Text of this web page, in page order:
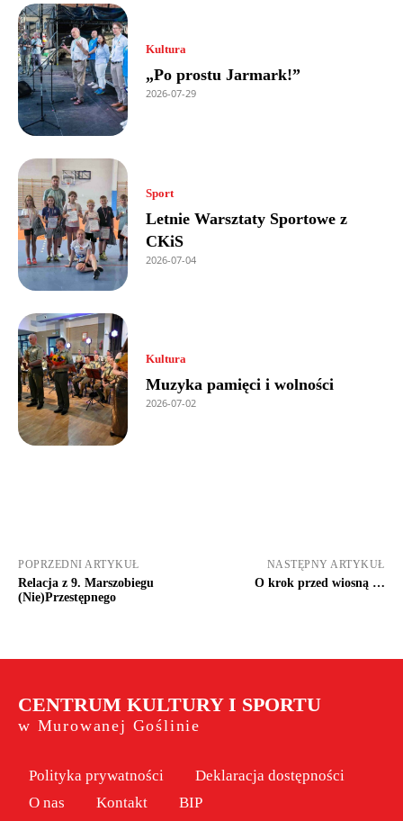
Kultura
„Po prostu Jarmark!”
2026-07-29
Sport
Letnie Warsztaty Sportowe z
CKiS
2026-07-04
Kultura
Muzyka pamięci i wolności
2026-07-02
POPRZEDNI ARTYKUŁ
Relacja z 9. Marszobiegu
(Nie)Przestępnego
NASTĘPNY ARTYKUŁ
O krok przed wiosną …
CENTRUM KULTURY I SPORTU
w Murowanej Goślinie
Polityka prywatności
Deklaracja dostępności
O nas
Kontakt BIP